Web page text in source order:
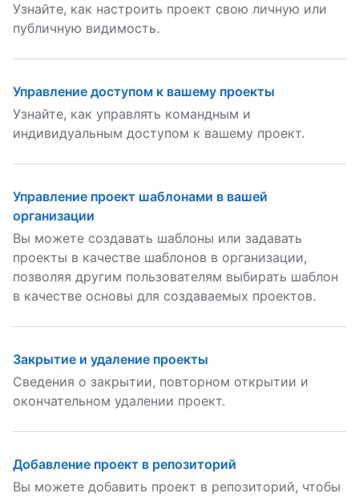
Узнайте, как настроить проект свою личную или
публичную видимость.
Управление доступом к вашему проекты
Узнайте, как управлять командным и
индивидуальным доступом к вашему проект.
Управление проект шаблонами в вашей
организации
Вы можете создавать шаблоны или задавать
проекты в качестве шаблонов в организации,
позволяя другим пользователям выбирать шаблон
в качестве основы для создаваемых проектов.
Закрытие и удаление проекты
Сведения о закрытии, повторном открытии и
окончательном удалении проект.
Добавление проект в репозиторий
Вы можете добавить проект в репозиторий, чтобы